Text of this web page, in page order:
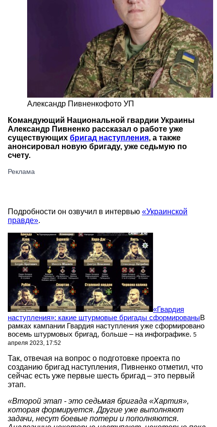
Александр Пивненкофото УП
Командующий Национальной гвардии Украины
Александр Пивненко рассказал о работе уже
существующих бригад наступления, а также
анонсировал новую бригаду, уже седьмую по
счету.
Подробности он озвучил в интервью «Украинской
правде».
«Гвардия
наступления»: какие штурмовые бригады сформированыВ
рамках кампании Гвардия наступления уже сформировано
восемь штурмовых бригад, больше – на инфографике. 5
апреля 2023, 17:52
Так, отвечая на вопрос о подготовке проекта по
созданию бригад наступления, Пивненко отметил, что
сейчас есть уже первые шесть бригад – это первый
этап.
«Второй этап - это седьмая бригада «Хартия»,
которая формируется. Другие уже выполняют
задачи, несут боевые потери и пополняются.